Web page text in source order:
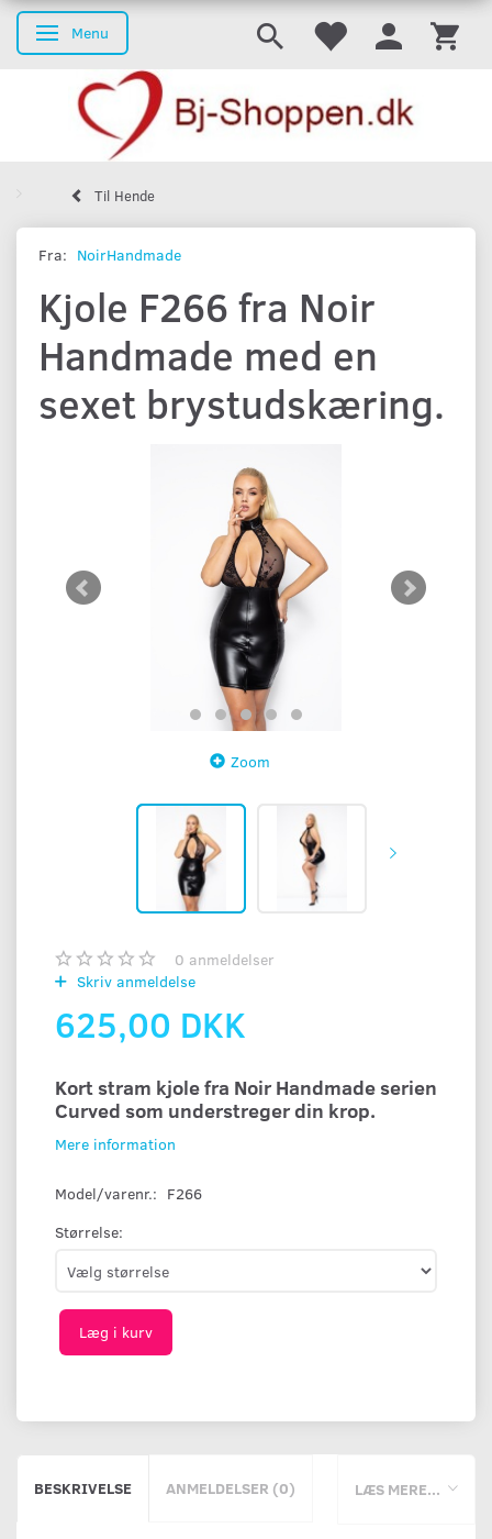
Skifte navigation
Menu
Til Hende
Fra: NoirHandmade
Kjole F266 fra Noir
Handmade med en
sexet brystudskæring.
Zoom
0 anmeldelser
Skriv anmeldelse
625,00 DKK
Kort stram kjole fra Noir Handmade serien
Curved som understreger din krop.
Mere information
Model/varenr.: F266
Størrelse:
Læg i kurv
LÆS MERE...
BESKRIVELSE ANMELDELSER (0)